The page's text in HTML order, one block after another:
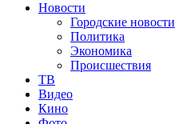
Новости
Городские новости
Политика
Экономика
Происшествия
ТВ
Видео
Кино